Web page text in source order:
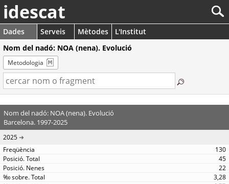
idescat
Dades Serveis Mètodes
L'Institut
Nom del nadó: NOA (nena). Evolució
Metodologia
Nom del nadó: NOA (nena). Evolució
Barcelona. 1997-2025
2025
130
45
22
3,28